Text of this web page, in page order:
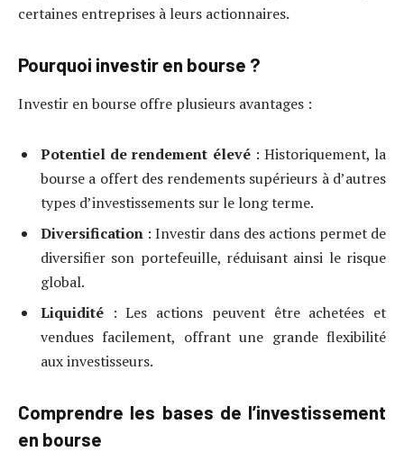
certaines entreprises à leurs actionnaires.
Pourquoi investir en bourse ?
Investir en bourse offre plusieurs avantages :
Potentiel de rendement élevé: Historiquement, la
bourse a offert des rendements supérieurs à d’autres
types d’investissements sur le long terme.
Diversification : Investir dans des actions permet de
diversifier son portefeuille, réduisant ainsi le risque
global.
Liquidité : Les actions peuvent être achetées et
vendues facilement, offrant une grande flexibilité
aux investisseurs.
Comprendre les bases de l’investissement
en bourse